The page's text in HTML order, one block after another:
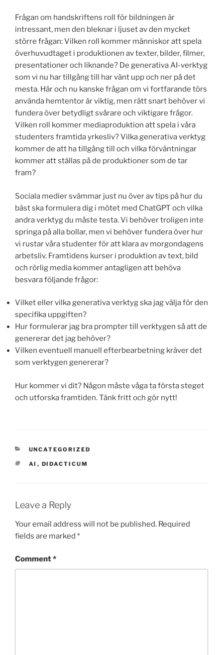
Frågan om handskriftens roll för bildningen är
intressant, men den bleknar i ljuset av den mycket
större frågan: Vilken roll kommer människor att spela
överhuvudtaget i produktionen av texter, bilder, filmer,
presentationer och liknande? De generativa AI-verktyg
som vi nu har tillgång till har vänt upp och ner på det
mesta. Här och nu kanske frågan om vi fortfarande törs
använda hemtentor är viktig, men rätt snart behöver vi
fundera över betydligt svårare och viktigare frågor.
Vilken roll kommer mediaproduktion att spela i våra
studenters framtida yrkesliv? Vilka generativa verktyg
kommer de att ha tillgång till och vilka förväntningar
kommer att ställas på de produktioner som de tar
fram?
Sociala medier svämmar just nu över av tips på hur du
bäst ska formulera dig i mötet med ChatGPT och vilka
andra verktyg du måste testa. Vi behöver troligen inte
springa på alla bollar, men vi behöver fundera över hur
vi rustar våra studenter för att klara av morgondagens
arbetsliv. Framtidens kurser i produktion av text, bild
och rörlig media kommer antagligen att behöva
besvara följande frågor:
Vilket eller vilka generativa verktyg ska jag välja för den
specifika uppgiften?
Hur formulerar jag bra prompter till verktygen så att de
genererar det jag behöver?
Vilken eventuell manuell efterbearbetning kräver det
som verktygen genererar?
Hur kommer vi dit? Någon måste våga ta första steget
och utforska framtiden. Tänk fritt och gör nytt!
CATEGORIES
UNCATEGORIZED
TAGS
AI , DIDACTICUM
Leave a Reply
Your email address will not be published. Required
fields are marked *
Comment*